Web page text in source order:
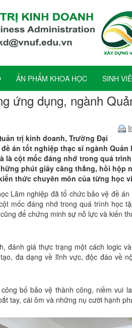
ẤN PHẨM KHOA HỌC SINH
ứng dụng, ngành
trị kinh doanh, Trường Đại
án tốt nghiệp thạc sĩ ngành Quản
là cột mốc đáng nhớ trong quá
phút giây căng thẳng, hồi hộp
thức chuyên môn của từng học
Lâm nghiệp đã tổ chức bảo vệ đề án
mốc đáng nhớ trong quá trình học
để chứng minh sự nỗ lực và kiến
đánh giá thực trạng một cách logic
đa dạng về lĩnh vực, độc đáo về
bố bảo vệ thành công, niềm vui
tay, cái ôm và những nụ cười hạnh